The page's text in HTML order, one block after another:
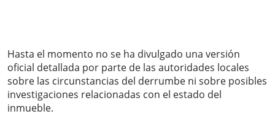
Hasta el momento no se ha divulgado una versión
oficial detallada por parte de las autoridades locales
sobre las circunstancias del derrumbe ni sobre posibles
investigaciones relacionadas con el estado del
inmueble.